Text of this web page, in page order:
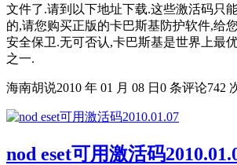
文件了.请到以下地址下载.这些激活码只
的,请您购买正版的卡巴斯基防护软件,给
安全保卫.无可否认,卡巴斯基是世界上最
之一.
海南胡说2010 年 01 月 08 日 0 条评论742
nod eset可用激活码